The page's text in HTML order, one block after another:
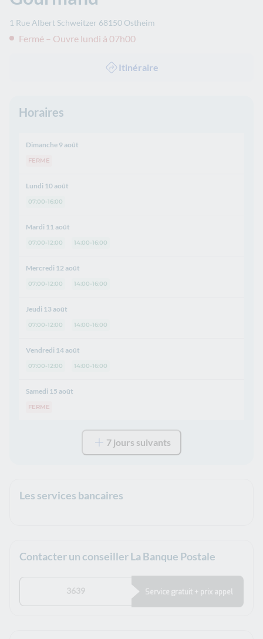
1 Rue Albert Schweitzer 68150 Ostheim
Fermé – Ouvre lundi à 07h00
Itinéraire
Horaires
Dimanche 9 août
FERME
Lundi 10 août
07:00-16:00
Mardi 11 août
07:00-12:00 14:00-16:00
Mercredi 12 août
07:00-12:00 14:00-16:00
Jeudi 13 août
07:00-12:00 14:00-16:00
Vendredi 14 août
07:00-12:00 14:00-16:00
Samedi 15 août
FERME
7 jours suivants
Les services bancaires
Contacter un conseiller La Banque Postale
3639 Service gratuit + prix appel